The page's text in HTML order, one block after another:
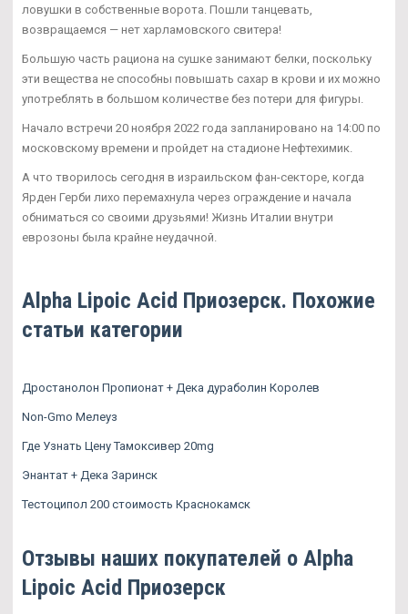
ловушки в собственные ворота. Пошли танцевать,
возвращаемся — нет харламовского свитера!
Большую часть рациона на сушке занимают белки, поскольку
эти вещества не способны повышать сахар в крови и их можно
употреблять в большом количестве без потери для фигуры.
Начало встречи 20 ноября 2022 года запланировано на 14:00 по
московскому времени и пройдет на стадионе Нефтехимик.
А что творилось сегодня в израильском фан-секторе, когда
Ярден Герби лихо перемахнула через ограждение и начала
обниматься со своими друзьями! Жизнь Италии внутри
еврозоны была крайне неудачной.
Alpha Lipoic Acid Приозерск. Похожие
статьи категории
Дростанолон Пропионат + Дека дураболин Королев
Non-Gmo Мелеуз
Где Узнать Цену Тамоксивер 20mg
Энантат + Дека Заринск
Тестоципол 200 стоимость Краснокамск
Отзывы наших покупателей о Alpha
Lipoic Acid Приозерск